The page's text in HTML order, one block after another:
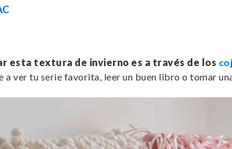
esta textura de invierno es a través de los
ver tu serie favorita, leer un buen libro o tomar